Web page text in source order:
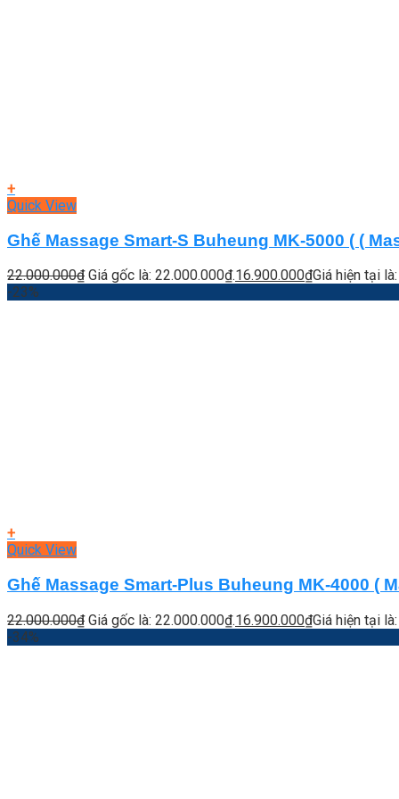
+
Quick View
Ghế Massage Smart-S Buheung MK-5000 ( (
22.000.000₫ Giá gốc là: 22.000.000₫.16.900.000₫Giá hiện tại
-23%
+
Quick View
Ghế Massage Smart-Plus Buheung MK-4000 (
22.000.000₫ Giá gốc là: 22.000.000₫.16.900.000₫Giá hiện tại
-34%